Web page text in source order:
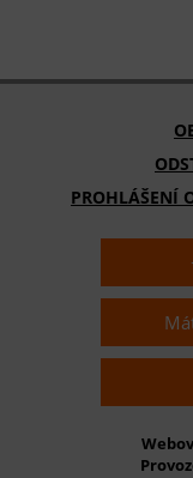
PROHLÁŠENÍ